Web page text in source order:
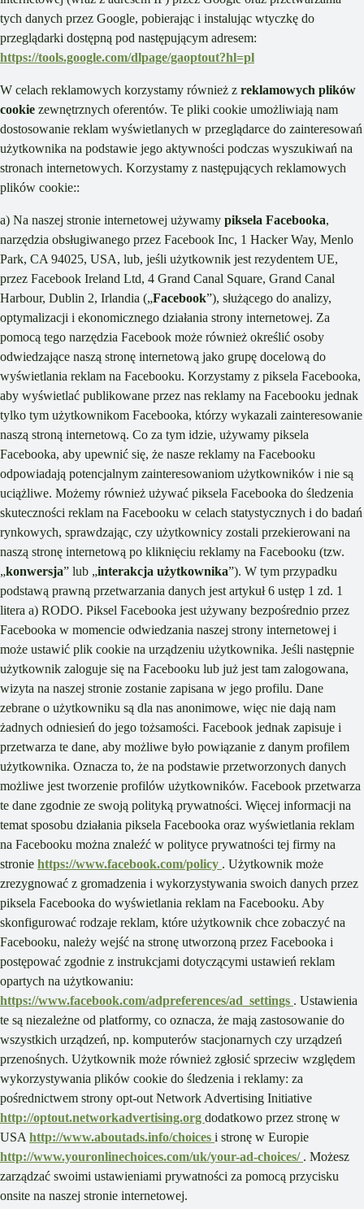
tych danych przez Google, pobierając i instalując wtyczkę do
przeglądarki dostępną pod następującym adresem:
https://tools.google.com/dlpage/gaoptout?hl=pl
W celach reklamowych korzystamy również z reklamowych plików
cookie zewnętrznych oferentów. Te pliki cookie umożliwiają nam
dostosowanie reklam wyświetlanych w przeglądarce do zainteresowań
użytkownika na podstawie jego aktywności podczas wyszukiwań na
stronach internetowych. Korzystamy z następujących reklamowych
plików cookie::
a) Na naszej stronie internetowej używamy piksela Facebooka,
narzędzia obsługiwanego przez Facebook Inc, 1 Hacker Way, Menlo
Park, CA 94025, USA, lub, jeśli użytkownik jest rezydentem UE,
przez Facebook Ireland Ltd, 4 Grand Canal Square, Grand Canal
Harbour, Dublin 2, Irlandia („Facebook”), służącego do analizy,
optymalizacji i ekonomicznego działania strony internetowej. Za
pomocą tego narzędzia Facebook może również określić osoby
odwiedzające naszą stronę internetową jako grupę docelową do
wyświetlania reklam na Facebooku. Korzystamy z piksela Facebooka,
aby wyświetlać publikowane przez nas reklamy na Facebooku jednak
tylko tym użytkownikom Facebooka, którzy wykazali zainteresowanie
naszą stroną internetową. Co za tym idzie, używamy piksela
Facebooka, aby upewnić się, że nasze reklamy na Facebooku
odpowiadają potencjalnym zainteresowaniom użytkowników i nie są
uciążliwe. Możemy również używać piksela Facebooka do śledzenia
skuteczności reklam na Facebooku w celach statystycznych i do badań
rynkowych, sprawdzając, czy użytkownicy zostali przekierowani na
naszą stronę internetową po kliknięciu reklamy na Facebooku (tzw.
„konwersja” lub „interakcja użytkownika”). W tym przypadku
podstawą prawną przetwarzania danych jest artykuł 6 ustęp 1 zd. 1
litera a) RODO. Piksel Facebooka jest używany bezpośrednio przez
Facebooka w momencie odwiedzania naszej strony internetowej i
może ustawić plik cookie na urządzeniu użytkownika. Jeśli następnie
użytkownik zaloguje się na Facebooku lub już jest tam zalogowana,
wizyta na naszej stronie zostanie zapisana w jego profilu. Dane
zebrane o użytkowniku są dla nas anonimowe, więc nie dają nam
żadnych odniesień do jego tożsamości. Facebook jednak zapisuje i
przetwarza te dane, aby możliwe było powiązanie z danym profilem
użytkownika. Oznacza to, że na podstawie przetworzonych danych
możliwe jest tworzenie profilów użytkowników. Facebook przetwarza
te dane zgodnie ze swoją polityką prywatności. Więcej informacji na
temat sposobu działania piksela Facebooka oraz wyświetlania reklam
na Facebooku można znaleźć w polityce prywatności tej firmy na
stronie https://www.facebook.com/policy . Użytkownik może
zrezygnować z gromadzenia i wykorzystywania swoich danych przez
piksela Facebooka do wyświetlania reklam na Facebooku. Aby
skonfigurować rodzaje reklam, które użytkownik chce zobaczyć na
Facebooku, należy wejść na stronę utworzoną przez Facebooka i
postępować zgodnie z instrukcjami dotyczącymi ustawień reklam
opartych na użytkowaniu:
https://www.facebook.com/adpreferences/ad_settings . Ustawienia
te są niezależne od platformy, co oznacza, że mają zastosowanie do
wszystkich urządzeń, np. komputerów stacjonarnych czy urządzeń
przenośnych. Użytkownik może również zgłosić sprzeciw względem
wykorzystywania plików cookie do śledzenia i reklamy: za
pośrednictwem strony opt-out Network Advertising Initiative
http://optout.networkadvertising.org dodatkowo przez stronę w
USA http://www.aboutads.info/choices i stronę w Europie
http://www.youronlinechoices.com/uk/your-ad-choices/ . Możesz
zarządzać swoimi ustawieniami prywatności za pomocą przycisku
onsite na naszej stronie internetowej.